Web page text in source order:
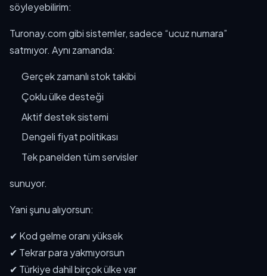
söyleyebilirim:
Turonay.com gibi sistemler, sadece “ucuz numara”
satmıyor. Aynı zamanda:
Gerçek zamanlı stok takibi
Çoklu ülke desteği
Aktif destek sistemi
Dengeli fiyat politikası
Tek panelden tüm servisler
sunuyor.
Yani şunu alıyorsun:
✔ Kod gelme oranı yüksek
✔ Tekrar para yakmıyorsun
✔ Türkiye dahil birçok ülke var